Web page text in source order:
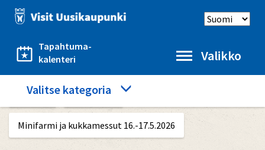
Hyppää
pääsisältöön
Tapahtuma-
kalenteri
Select
Valikko
Category
menu
Valitse kategoria
Etusivu Näe ja koe
Minifarmi ja kukkamessut 16.-17.5.2026